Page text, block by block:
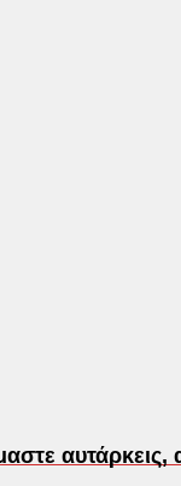
αυτάρκεις,